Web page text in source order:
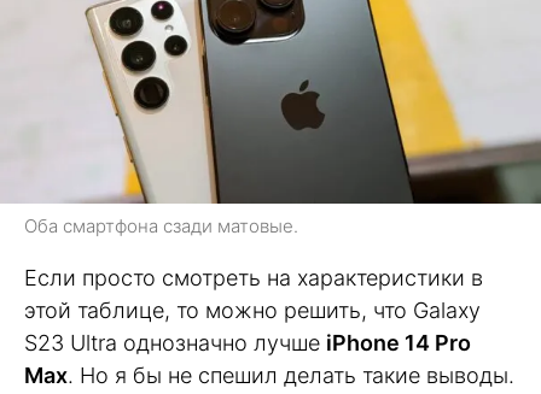
Оба смартфона сзади матовые.
Если просто смотреть на характеристики в
этой таблице, то можно решить, что Galaxy
S23 Ultra однозначно лучше iPhone 14 Pro
Max. Но я бы не спешил делать такие выводы.